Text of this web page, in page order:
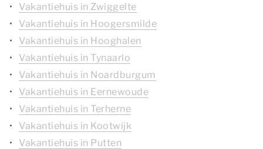
Vakantiehuis in Zwiggelte
Vakantiehuis in Hoogersmilde
Vakantiehuis in Hooghalen
Vakantiehuis in Tynaarlo
Vakantiehuis in Noardburgum
Vakantiehuis in Eernewoude
Vakantiehuis in Terherne
Vakantiehuis in Kootwijk
Vakantiehuis in Putten